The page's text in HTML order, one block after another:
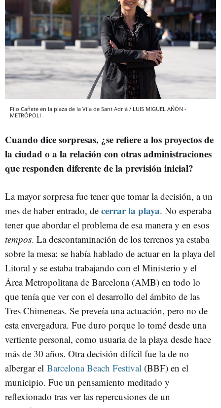
Filo Cañete en la plaza de la Vila de Sant Adrià / LUIS MIGUEL AÑÓN -
METRÓPOLI
Cuando dice sorpresas, ¿se refiere a los proyectos de
la ciudad o a la relación con otras administraciones
que responden diferente de la previsión inicial?
La mayor sorpresa fue tener que tomar la decisión, a un
mes de haber entrado, de cerrar la playa. No esperaba
tener que abordar el problema de esa manera y en esos
tempos. La descontaminación de los terrenos ya estaba
sobre la mesa: se había hablado de actuar en la playa del
Litoral y se estaba trabajando con el Ministerio y el
Àrea Metropolitana de Barcelona (AMB) en todo lo
que tenía que ver con el desarrollo del ámbito de las
Tres Chimeneas. Se preveía una actuación, pero no de
esta envergadura. Fue duro porque lo tomé desde una
vertiente personal, como usuaria de la playa desde hace
más de 30 años. Otra decisión difícil fue la de no
albergar el Barcelona Beach Festival (BBF) en el
municipio. Fue un pensamiento meditado y
reflexionado tras ver las repercusiones de un